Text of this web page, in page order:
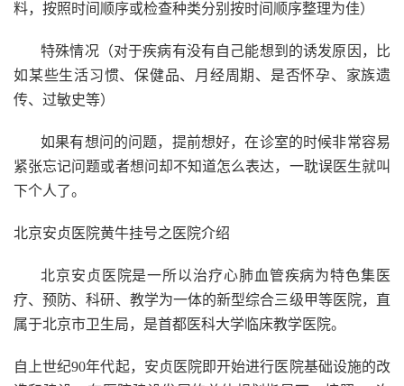
料，按照时间顺序或检查种类分别按时间顺序整理为佳）
特殊情况（对于疾病有没有自己能想到的诱发原因，比
如某些生活习惯、保健品、月经周期、是否怀孕、家族遗
传、过敏史等）
如果有想问的问题，提前想好，在诊室的时候非常容易
紧张忘记问题或者想问却不知道怎么表达，一耽误医生就叫
下个人了。
北京安贞医院黄牛挂号之医院介绍
北京安贞医院是一所以治疗心肺血管疾病为特色集医
疗、预防、科研、教学为一体的新型综合三级甲等医院，直
属于北京市卫生局，是首都医科大学临床教学医院。
自上世纪90年代起，安贞医院即开始进行医院基础设施的改